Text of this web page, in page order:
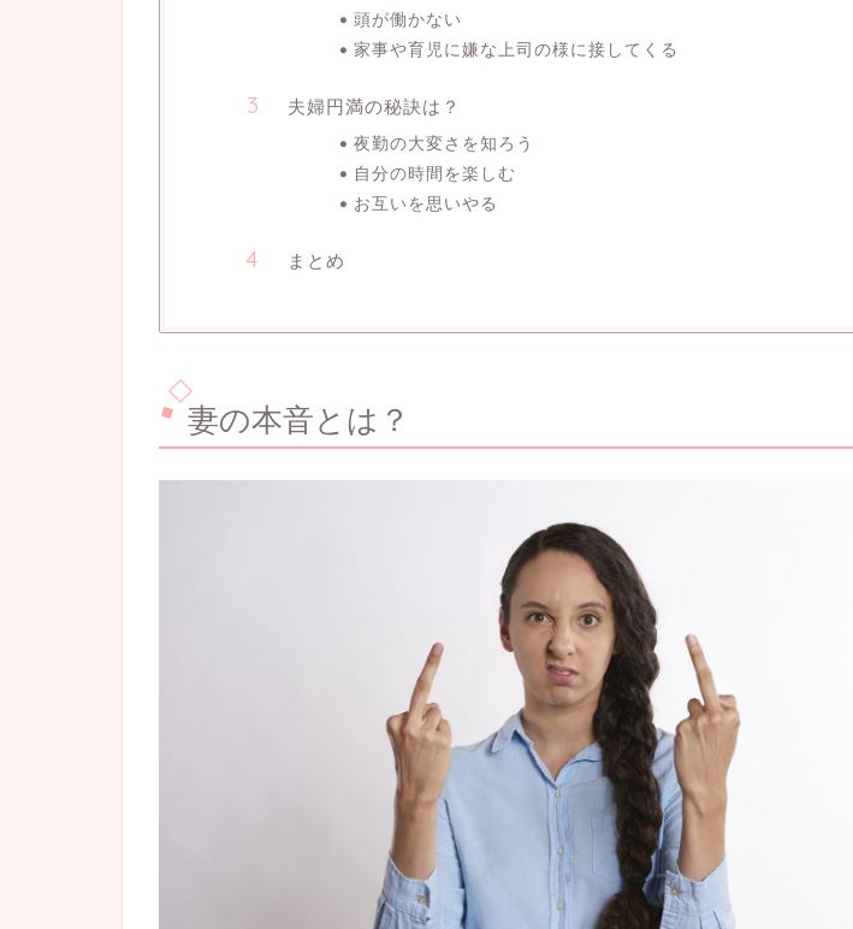
頭が働かない
家事や育児に嫌な上司の様に接してくる
夫婦円満の秘訣は？
夜勤の大変さを知ろう
自分の時間を楽しむ
お互いを思いやる
まとめ
妻の本音とは？